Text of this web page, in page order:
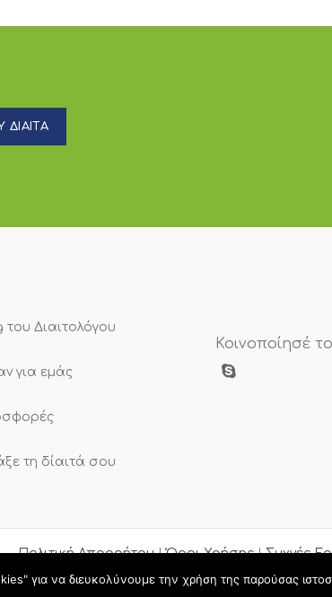
του Διαιτολόγου
για εμάς
τη δίαιτά σου
Κοινοποίησέ
Πολιτική Απορρήτου|Όροι Χρήσης|Συχνές
Diaitologos.gr. All Rights Reserved.Web Design &
για να διευκολύνουμε την χρήση της παρούσας